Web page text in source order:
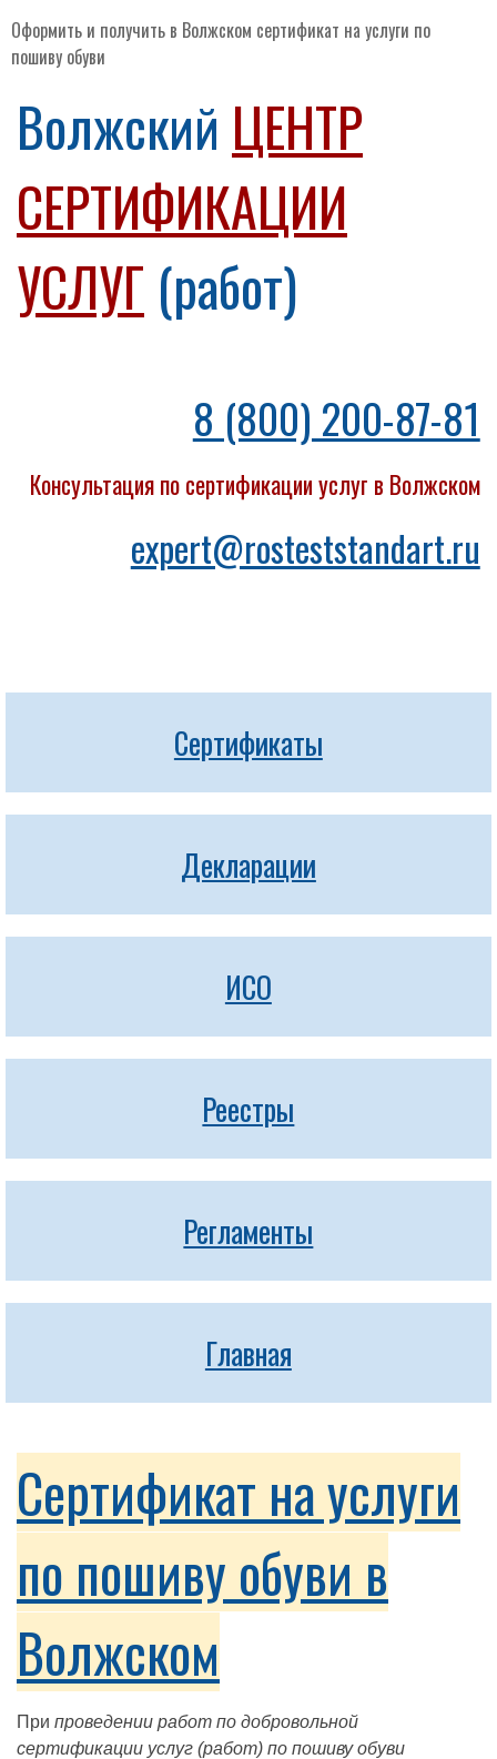
Оформить и получить в Волжском сертификат на услуги по
пошиву обуви
Волжский ЦЕНТР
СЕРТИФИКАЦИИ
УСЛУГ (работ)
8 (800) 200-87-81
Консультация по сертификации услуг в Волжском
expert@rosteststandart.ru
Сертификаты
Декларации
ИСО
Реестры
Регламенты
Главная
Сертификат на услуги
по пошиву обуви в
Волжском
При проведении работ по добровольной
сертификации услуг (работ) по пошиву обуви